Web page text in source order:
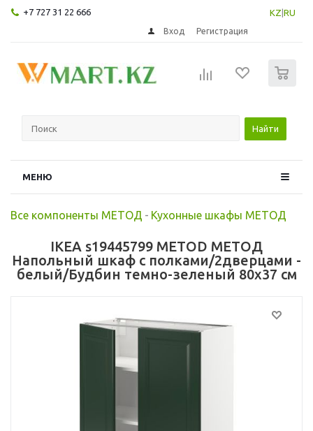
+7 727 31 22 666 KZ RU
Вход Регистрация
Найти
МЕНЮ
Все компоненты МЕТОД - Кухонные шкафы МЕТОД
IKEA s19445799 METOD МЕТОД
Напольный шкаф с полками/2дверцами -
белый/Будбин темно-зеленый 80x37 см